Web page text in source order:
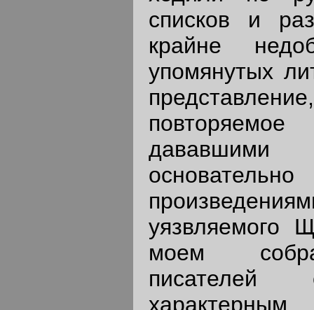
списков и
крайне
упомянутых
уязвляемого
моем
писателей